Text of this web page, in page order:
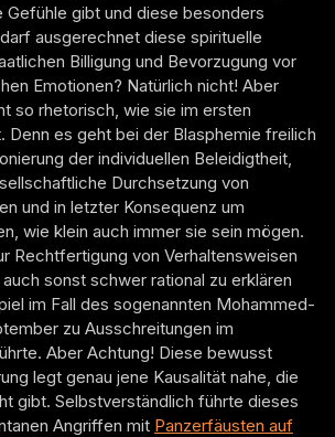
Gefühle gibt und diese besonders
ausgerechnet diese spirituelle
Billigung und Bevorzugung vor
Emotionen? Natürlich nicht! Aber
so rhetorisch, wie sie im ersten
Denn es geht bei der Blasphemie freilich
der individuellen Beleidigtheit,
Durchsetzung von
und in letzter Konsequenz um
wie klein auch immer sie sein mögen.
Rechtfertigung von Verhaltensweisen
sonst schwer rational zu erklären
im Fall des sogenannten Mohammed-
zu Ausschreitungen im
Aber Achtung! Diese bewusst
legt genau jene Kausalität nahe, die
gibt. Selbstverständlich führte dieses
Angriffen mit Panzerfäusten auf